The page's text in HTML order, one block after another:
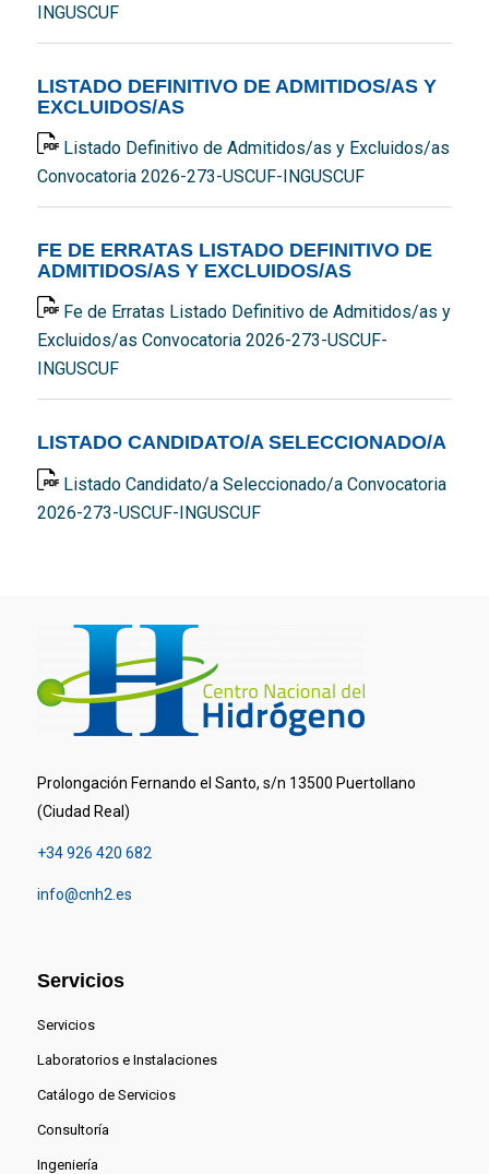
INGUSCUF
LISTADO DEFINITIVO DE ADMITIDOS/AS Y
EXCLUIDOS/AS
Listado Definitivo de Admitidos/as y Excluidos/as
Convocatoria 2026-273-USCUF-INGUSCUF
FE DE ERRATAS LISTADO DEFINITIVO DE
ADMITIDOS/AS Y EXCLUIDOS/AS
Fe de Erratas Listado Definitivo de Admitidos/as y
Excluidos/as Convocatoria 2026-273-USCUF-
INGUSCUF
LISTADO CANDIDATO/A SELECCIONADO/A
Listado Candidato/a Seleccionado/a Convocatoria
2026-273-USCUF-INGUSCUF
Prolongación Fernando el Santo, s/n 13500 Puertollano
(Ciudad Real)
+34 926 420 682
info@cnh2.es
Servicios
Servicios
Laboratorios e Instalaciones
Catálogo de Servicios
Consultoría
Ingeniería